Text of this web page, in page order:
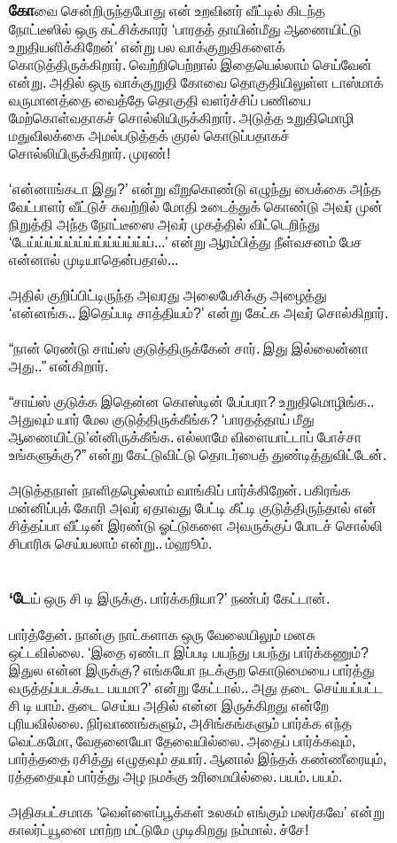
கோவை சென்றிருந்தபோது என் உறவினர் வீட்டில் கிடந்த
நோட்டீஸில் ஒரு கட்சிக்காரர் ‘பாரதத் தாயின்மீது ஆணையிட்டு
உறுதியளிக்கிறேன்’ என்று பல வாக்குறுதிகளைக்
கொடுத்திருக்கிறார். வெற்றிபெற்றால் இதையெல்லாம் செய்வேன்
என்று. அதில் ஒரு வாக்குறுதி கோவை தொகுதியிலுள்ள டாஸ்மாக்
வருமானத்தை வைத்தே தொகுதி வளர்ச்சிப் பணியை
மேற்கொள்வதாகச் சொல்லியிருக்கிறார். அடுத்த உறுதிமொழி
மதுவிலக்கை அமல்படுத்தக் குரல் கொடுப்பதாகச்
சொல்லியிருக்கிறார். முரண்!
‘என்னாங்கடா இது?’ என்று வீறுகொண்டு எழுந்து பைக்கை அந்த
வேட்பாளர் வீட்டுச் சுவற்றில் மோதி உடைத்துக் கொண்டு அவர் முன்
நிறுத்தி அந்த நோட்டீஸை அவர் முகத்தில் விட்டெறிந்து
‘டேய்ய்ய்ய்ய்ய்ய்ய்ய்ய்ய்ய்ய்...’ என்று ஆரம்பித்து நீள்வசனம் பேச
என்னால் முடியாதென்பதால்...
அதில் குறிப்பிட்டிருந்த அவரது அலைபேசிக்கு அழைத்து
‘என்னங்க.. இதெப்படி சாத்தியம்?’ என்று கேட்க அவர் சொல்கிறார்.
“நான் ரெண்டு சாய்ஸ் குடுத்திருக்கேன் சார். இது இல்லைன்னா
அது..” என்கிறார்.
“சாய்ஸ் குடுக்க இதென்ன கொஸ்டின் பேப்பரா? உறுதிமொழிங்க..
அதுவும் யார் மேல குடுத்திருக்கீங்க? ‘பாரதத்தாய் மீது
ஆணையிட்டு’ன்னிருக்கீங்க. எல்லாமே விளையாட்டாப் போச்சா
உங்களுக்கு?” என்று கேட்டுவிட்டு தொடர்பைத் துண்டித்துவிட்டேன்.
அடுத்தநாள் நாளிதழெல்லாம் வாங்கிப் பார்க்கிறேன். பகிரங்க
மன்னிப்புக் கோரி அவர் ஏதாவது பேட்டி கீட்டி குடுத்திருந்தால் என்
சித்தப்பா வீட்டின் இரண்டு ஓட்டுகளை அவருக்குப் போடச் சொல்லி
சிபாரிசு செய்யலாம் என்று.. ம்ஹூம்.
‘டேய் ஒரு சி டி இருக்கு. பார்க்கறியா?’ நண்பர் கேட்டான்.
பார்த்தேன். நான்கு நாட்களாக ஒரு வேலையிலும் மனசு
ஒட்டவில்லை. ‘இதை ஏண்டா இப்படி பயந்து பயந்து பார்க்கணும்?
இதுல என்ன இருக்கு? எங்கயோ நடக்குற கொடுமையை பார்த்து
வருத்தப்படக்கூட பயமா?’ என்று கேட்டால்.. அது தடை செய்யப்பட்ட
சி டி யாம். தடை செய்ய அதில் என்ன இருக்கிறது என்றே
புரியவில்லை. நிர்வாணங்களும், அசிங்கங்களும் பார்க்க எந்த
வெட்கமோ, வேதனையோ தேவையில்லை. அதைப் பார்க்கவும்,
பார்த்ததை ரசித்து எழுதவும் தயார். ஆனால் இந்தக் கண்ணீரையும்,
ரத்ததையும் பார்த்து அழ நமக்கு உரிமையில்லை. பயம். பயம்.
அதிகபட்சமாக ‘வெள்ளைப்பூக்கள் உலகம் எங்கும் மலர்கவே’ என்று
காலர்ட்யூனை மாற்ற மட்டுமே முடிகிறது நம்மால். ச்சே!